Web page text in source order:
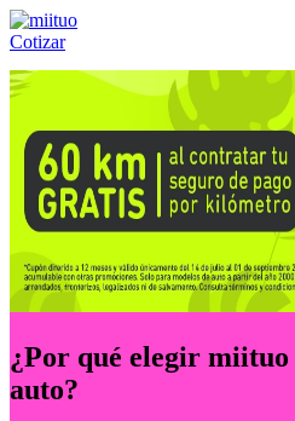
Cotizar
Llámanos al:(55) 84-21-05-00 ó
¿Por qué elegir miituo
auto?